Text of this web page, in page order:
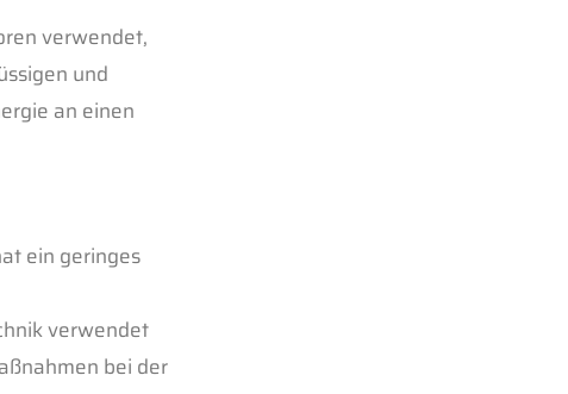
verwendet,
und
an einen
ein geringes
verwendet
bei der